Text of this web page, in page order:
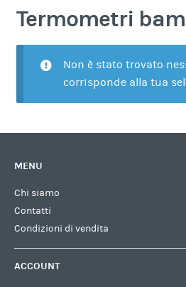
Termometri
Non è stato trovato
corrisponde alla tua
MENU
Chi siamo
Contatti
Condizioni di vendita
ACCOUNT